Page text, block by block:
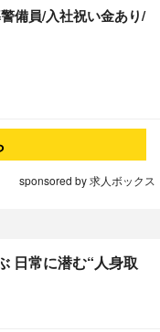
備員/入社祝い金あり/
sponsored by 求人ボックス
日常に潜む“人身取